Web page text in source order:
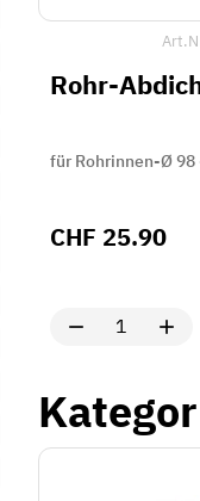
Rohr-
für Rohrinnen-Ø 98
CHF 25.90